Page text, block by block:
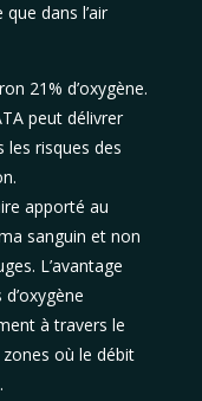
dans l’air
21% d’oxygène.
peut délivrer
les risques des
apporté au
sanguin et non
L’avantage
à travers le
où le débit